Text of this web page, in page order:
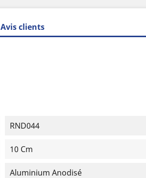
Avis clients
RND044
10 Cm
Aluminium Anodisé